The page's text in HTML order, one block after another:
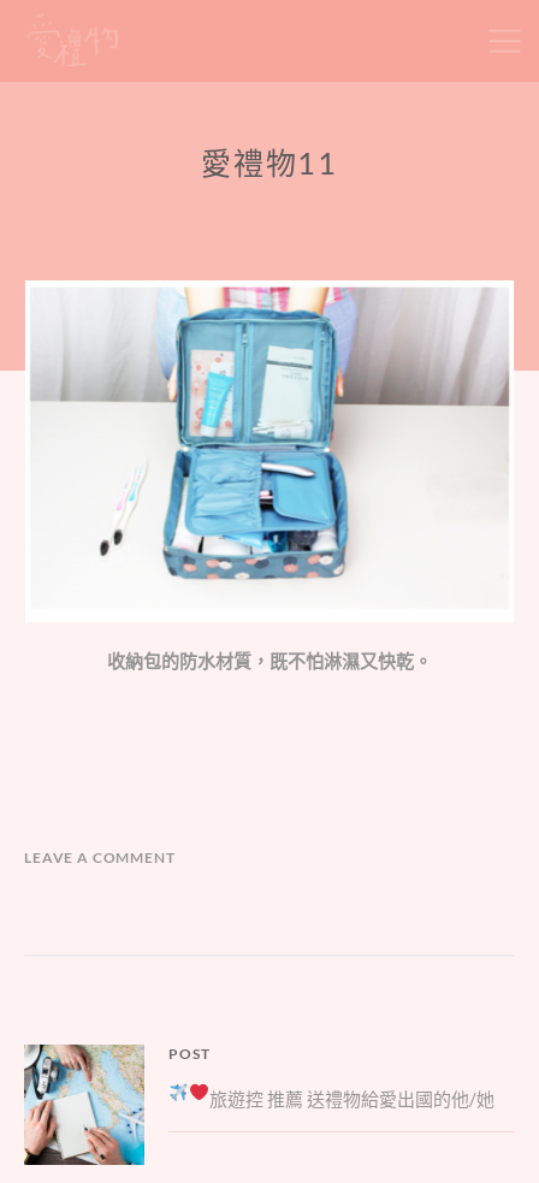
愛禮物11
收納包的防水材質，既不怕淋濕又快乾。
LEAVE A COMMENT
文
章
導
覽
POST
Parent
post:
旅遊控推薦 送禮物給愛出國的他/她